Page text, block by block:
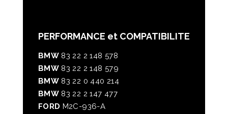
PERFORMANCE et COMPATIBILITE
BMW 83 22 2 148 578
BMW 83 22 2 148 579
BMW 83 22 0 440 214
BMW 83 22 2 147 477
FORD M2C-936-A